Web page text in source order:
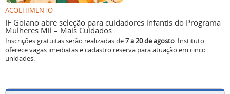
ACOLHIMENTO
IF Goiano abre seleção para cuidadores infantis do Programa
Mulheres Mil – Mais Cuidados
Inscrições gratuitas serão realizadas de7 a 20 de agosto. Instituto
oferece vagas imediatas e cadastro reserva para atuação em cinco
unidades.